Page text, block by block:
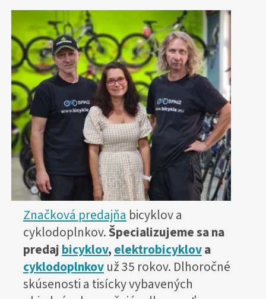
Značková predajňa bicyklov a
cyklodoplnkov.Špecializujeme sa na
predajbicyklov,elektrobicyklova
cyklodoplnkovuž 35 rokov. Dlhoročné
skúsenosti a tisícky vybavených